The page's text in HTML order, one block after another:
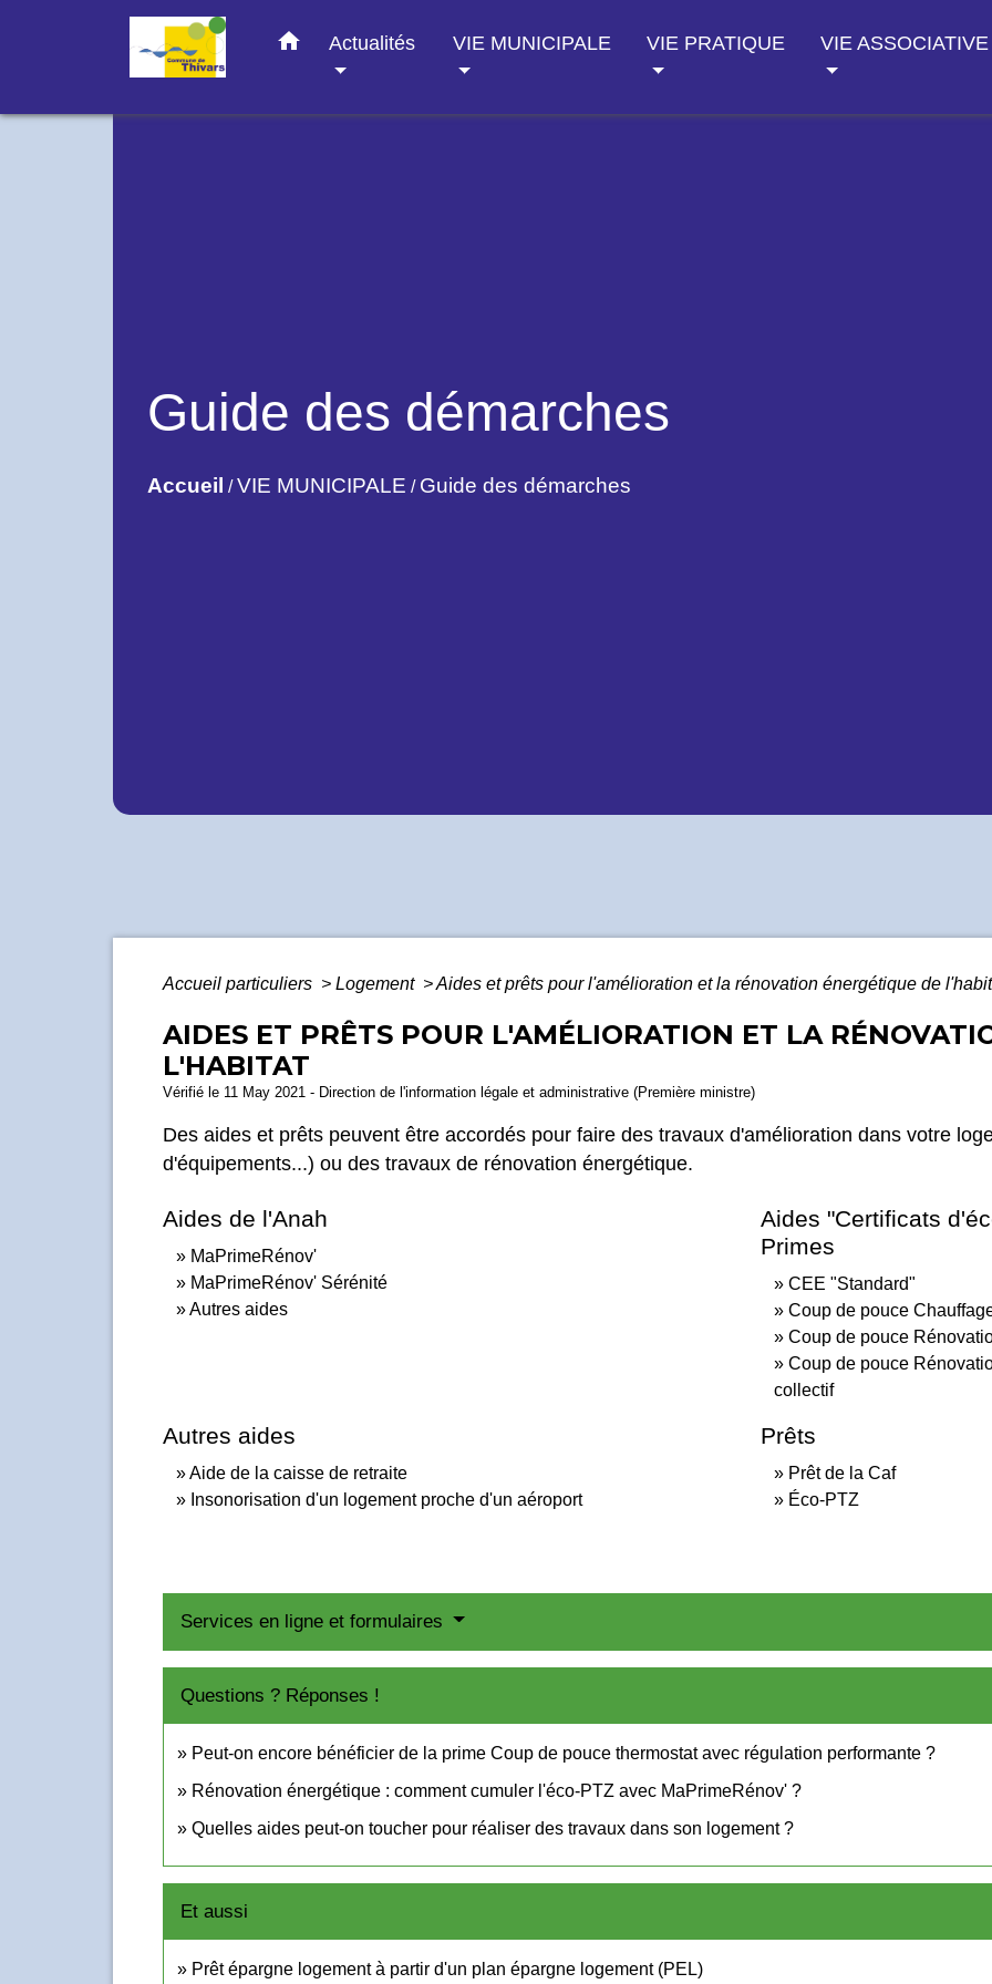
home Actualités VIE MUNICIPALE VIE PRATIQUE VIE ASSOCIATIVE
Guide des démarches
Accueil /VIE MUNICIPALE / Guide des démarches
Accueil particuliers > Logement >Aides et prêts pour l'amélioration et la rénovation énergétique de
AIDES ET PRÊTS POUR L'AMÉLIORATION ET LA
L'HABITAT
Vérifié le 11 May 2021 - Direction de l'information légale et administrative (Première ministre)
Des aides et prêts peuvent être accordés pour faire des travaux d'amélioration dans votre
d'équipements...) ou des travaux de rénovation énergétique.
Aides de l'Anah
MaPrimeRénov'
MaPrimeRénov' Sérénité
Autres aides
Aides "Certificats
Primes
CEE "Standard"
Coup de pouce
Coup de pouce
Coup de pouce
collectif
Autres aides
Aide de la caisse de retraite
Insonorisation d'un logement proche d'un aéroport
Prêts
Prêt de la Caf
Éco-PTZ
Services en ligne et formulaires
Questions ? Réponses !
Peut-on encore bénéficier de la prime Coup de pouce thermostat avec régulation performante ?
Rénovation énergétique : comment cumuler l'éco-PTZ avec MaPrimeRénov' ?
Quelles aides peut-on toucher pour réaliser des travaux dans son logement ?
Et aussi
Prêt épargne logement à partir d'un plan épargne logement (PEL)